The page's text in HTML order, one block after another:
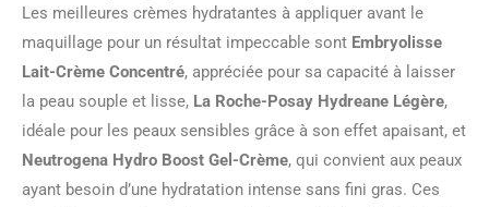
Les meilleures crèmes hydratantes à appliquer avant le
maquillage pour un résultat impeccable sont Embryolisse
Lait-Crème Concentré, appréciée pour sa capacité à laisser
la peau souple et lisse, La Roche-Posay Hydreane Légère,
idéale pour les peaux sensibles grâce à son effet apaisant, et
Neutrogena Hydro Boost Gel-Crème, qui convient aux peaux
ayant besoin d’une hydratation intense sans fini gras. Ces